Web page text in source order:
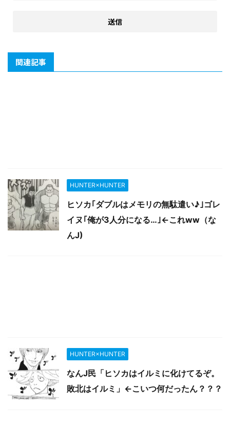
関連記事
HUNTER×HUNTER
ヒソカ｢ダブルはメモリの無駄遣い♪｣ゴレ
イヌ｢俺が3人分になる…｣←これww（な
んJ)
HUNTER×HUNTER
なんJ民「ヒソカはイルミに化けてるぞ。
敗北はイルミ」←こいつ何だったん？？？